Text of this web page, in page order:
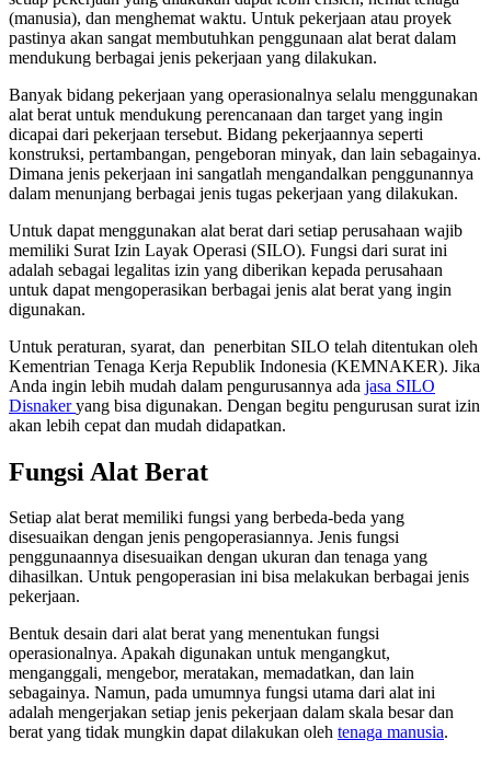
(manusia), dan menghemat waktu. Untuk pekerjaan atau proyek
pastinya akan sangat membutuhkan penggunaan alat berat dalam
mendukung berbagai jenis pekerjaan yang dilakukan.
Banyak bidang pekerjaan yang operasionalnya selalu menggunakan
alat berat untuk mendukung perencanaan dan target yang ingin
dicapai dari pekerjaan tersebut. Bidang pekerjaannya seperti
konstruksi, pertambangan, pengeboran minyak, dan lain sebagainya.
Dimana jenis pekerjaan ini sangatlah mengandalkan penggunannya
dalam menunjang berbagai jenis tugas pekerjaan yang dilakukan.
Untuk dapat menggunakan alat berat dari setiap perusahaan wajib
memiliki Surat Izin Layak Operasi (SILO). Fungsi dari surat ini
adalah sebagai legalitas izin yang diberikan kepada perusahaan
untuk dapat mengoperasikan berbagai jenis alat berat yang ingin
digunakan.
Untuk peraturan, syarat, dan penerbitan SILO telah ditentukan oleh
Kementrian Tenaga Kerja Republik Indonesia (KEMNAKER). Jika
Anda ingin lebih mudah dalam pengurusannya ada jasa SILO
Disnakeryang bisa digunakan. Dengan begitu pengurusan surat izin
akan lebih cepat dan mudah didapatkan.
Fungsi Alat Berat
Setiap alat berat memiliki fungsi yang berbeda-beda yang
disesuaikan dengan jenis pengoperasiannya. Jenis fungsi
penggunaannya disesuaikan dengan ukuran dan tenaga yang
dihasilkan. Untuk pengoperasian ini bisa melakukan berbagai jenis
pekerjaan.
Bentuk desain dari alat berat yang menentukan fungsi
operasionalnya. Apakah digunakan untuk mengangkut,
menganggali, mengebor, meratakan, memadatkan, dan lain
sebagainya. Namun, pada umumnya fungsi utama dari alat ini
adalah mengerjakan setiap jenis pekerjaan dalam skala besar dan
berat yang tidak mungkin dapat dilakukan oleh tenaga manusia.